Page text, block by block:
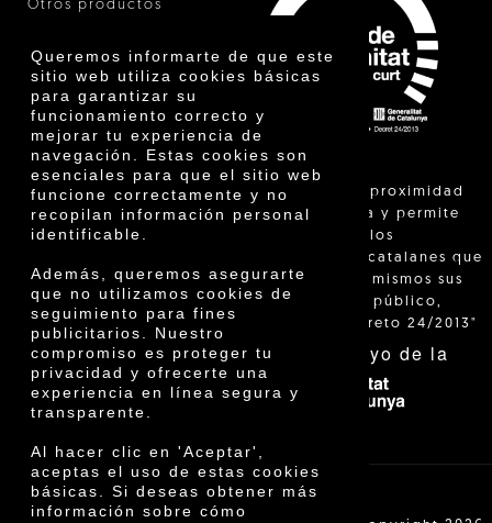
Queremos informarte de que este
sitio web utiliza cookies básicas
para garantizar su
funcionamiento correcto y
mejorar tu experiencia de
navegación. Estas cookies son
esenciales para que el sitio web
funcione correctamente y no
recopilan información personal
identificable.
Además, queremos asegurarte
que no utilizamos cookies de
seguimiento para fines
publicitarios. Nuestro
compromiso es proteger tu
privacidad y ofrecerte una
experiencia en línea segura y
transparente.
Al hacer clic en 'Aceptar',
aceptas el uso de estas cookies
básicas. Si deseas obtener más
información sobre cómo
Otros productos
Premios
Innovación
"La venta de proximidad
está regulada y permite
identificar a los
agricultores catalanes que
venden ellos mismos sus
productos al público,
según el Decreto 24/2013"
Con el apoyo de la